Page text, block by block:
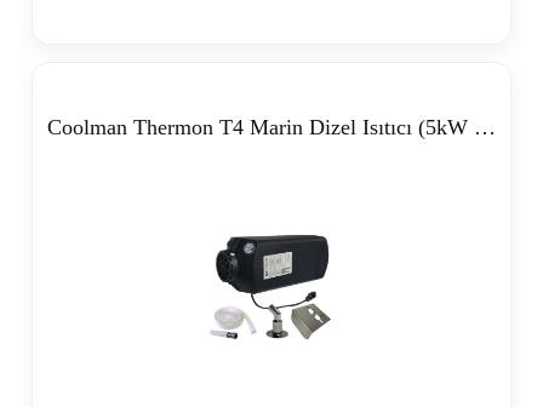
Coolman Thermon T4 Marin Dizel Isıtıcı (5kW – 12/24V)